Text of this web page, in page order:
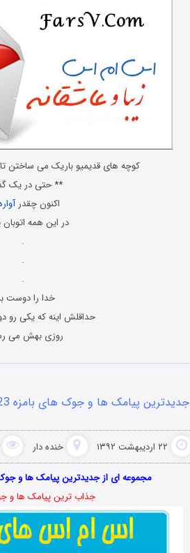
کوچه های قدیمیو باریک می ساختن تا
** حتی در یک
اکنون چقدر
در این همه
.
.
.
خدا را دوست
حداقلش اینه که یکى رو
روزى بهش مى
جدیدترین پیامک ها و جوک های بامزه 23 اردیبهشت 92
۲۲ اردیبهشت ۱۳۹۲ خنده دار
مجموعه ای از جدیدترین پیامک ها و جوک های بامزه
جذاب ترین پیامک ها و